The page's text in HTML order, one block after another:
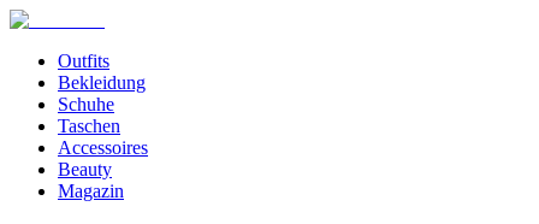
Outfits
Bekleidung
Schuhe
Taschen
Accessoires
Beauty
Magazin